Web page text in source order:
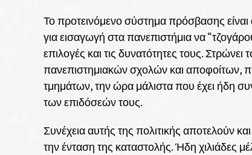
Το προτεινόμενο σύστημα πρόσβασης είναι
για εισαγωγή στα πανεπιστήμια να
επιλογές και τις δυνατότητες τους.
πανεπιστημιακών σχολών και αποφοίτων,
τμημάτων, την ώρα μάλιστα που έχει ήδη
των επιδόσεών τους.
Συνέχεια αυτής της πολιτικής αποτελούν
την ένταση της καταστολής. Ήδη χιλιάδες